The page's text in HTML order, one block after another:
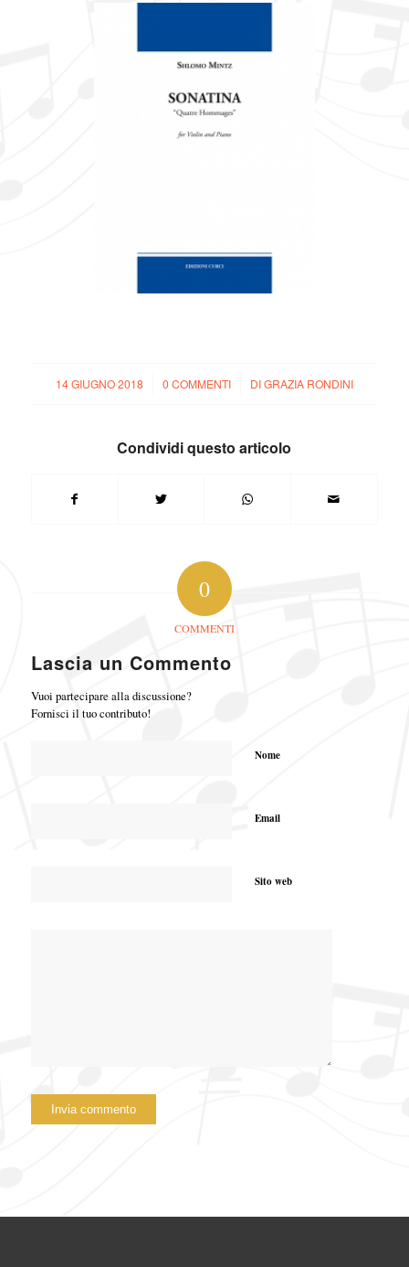
14 GIUGNO 2018
/ 0 COMMENTI
/ DIGRAZIA RONDINI
Condividi questo articolo
0
COMMENTI
Lascia un Commento
Vuoi partecipare alla discussione?
Fornisci il tuo contributo!
Nome
Email
Sito web